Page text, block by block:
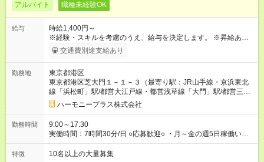
アルバイト 職種未経験OK
給与
時給1,400円～
※経験・スキルを考慮のうえ、給与を決定します。 ※昇給あり
（勤務実績・評価による） ※残業が発生した場合は、時間外手
当を全額支給します。 ※交通費支給（月額上限50,000円／当社
間中も給与・待遇に変更はありません。 【試用期間】試用期間
あり 試用期間の長さ：1ヶ月 雇用形態、給与は本採用時と同じ
です。 試用期間中は、健康保険などの福利厚生の一部が制限さ
れる可能性があります。
交通費別途支給あり
勤務地
東京都港区
東京都港区芝大門１－１－３（最寄り駅：JR山手線・京浜東北
線「浜松町」駅/都営大江戸線・都営浅草線「⼤⾨」駅/都営三田
線「御成⾨」駅）
ハーモニープラス株式会社
勤務時間
9:00～17:30
実働時間：7時間30分/日 ○応募歓迎○ ・月～金の週5日稼働いた
だける方 ・実働時間：7.5時間（休憩1時間）
特徴 10名以上の大量募集